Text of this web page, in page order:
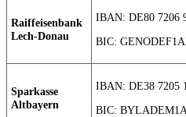
Raiffeisenbank
Lech-Donau
IBAN: DE80 7206
BIC:
Sparkasse
Altbayern
IBAN: DE38 7205
BIC: